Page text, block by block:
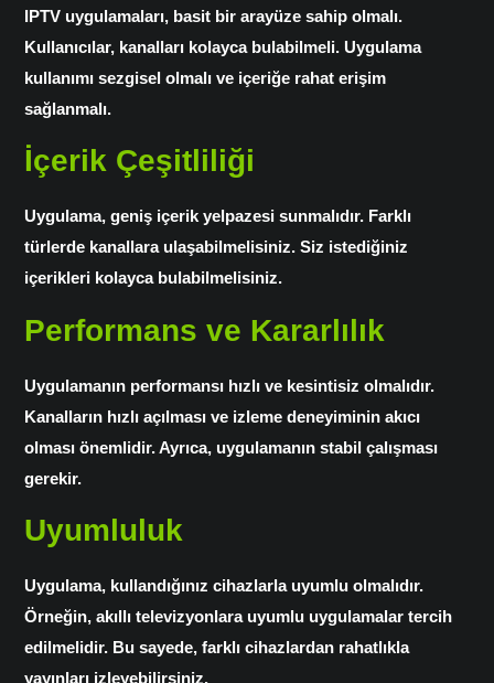
IPTV uygulamaları, basit bir arayüze sahip olmalı.
Kullanıcılar, kanalları kolayca bulabilmeli. Uygulama
kullanımı sezgisel olmalı ve içeriğe rahat erişim
sağlanmalı.
İçerik Çeşitliliği
Uygulama, geniş içerik yelpazesi sunmalıdır. Farklı
türlerde kanallara ulaşabilmelisiniz. Siz istediğiniz
içerikleri kolayca bulabilmelisiniz.
Performans ve Kararlılık
Uygulamanın performansı hızlı ve kesintisiz olmalıdır.
Kanalların hızlı açılması ve izleme deneyiminin akıcı
olması önemlidir. Ayrıca, uygulamanın stabil çalışması
gerekir.
Uyumluluk
Uygulama, kullandığınız cihazlarla uyumlu olmalıdır.
Örneğin, akıllı televizyonlara uyumlu uygulamalar tercih
edilmelidir. Bu sayede, farklı cihazlardan rahatlıkla
yayınları izleyebilirsiniz.